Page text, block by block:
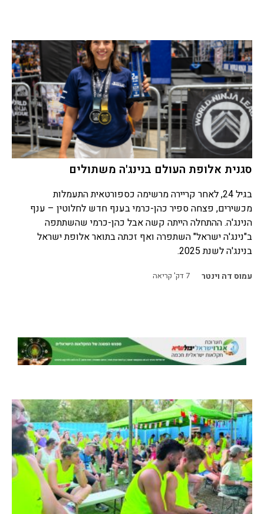
סגנית אלופת העולם בנינג'ה משתולים
בגיל 24, לאחר קריירה מרשימה כספורטאית התעמלות
מכשירים, פצחה ספיר כהן-כרמי בענף חדש לחלוטין – ענף
הנינג'ה. ההתחלה הייתה קשה אבל כהן-כרמי שהשתתפה
ב"נינג'ה ישראל" השתפרה ואף זכתה בתואר אלופת ישראל
בנינג'ה לשנת 2025.
עמוס דה וינטר 7דק' קריאה